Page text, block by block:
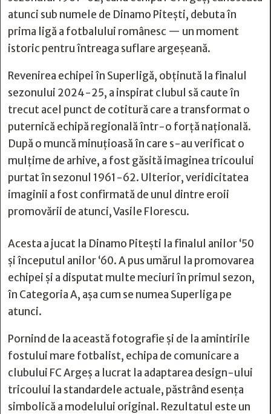
atunci sub numele de Dinamo Pitești, debuta în
prima ligă a fotbalului românesc — un moment
istoric pentru întreaga suflare argeșeană.
Revenirea echipei în Superligă, obținută la finalul
sezonului 2024-25, a inspirat clubul să caute în
trecut acel punct de cotitură care a transformat o
puternică echipă regională într-o forță națională.
După o muncă minuțioasă în care s-au verificat o
mulțime de arhive, a fost găsită imaginea tricoului
purtat în sezonul 1961-62. Ulterior, veridicitatea
imaginii a fost confirmată de unul dintre eroii
promovării de atunci, Vasile Florescu.
Acesta a jucat la Dinamo Pitești la finalul anilor ‘50
și începutul anilor ‘60. A pus umărul la promovarea
echipei și a disputat multe meciuri în primul sezon,
în Categoria A, așa cum se numea Superliga pe
atunci.
Pornind de la această fotografie și de la amintirile
fostului mare fotbalist, echipa de comunicare a
clubului FC Argeș a lucrat la adaptarea design-ului
tricoului la standardele actuale, păstrând esența
simbolică a modelului original. Rezultatul este un